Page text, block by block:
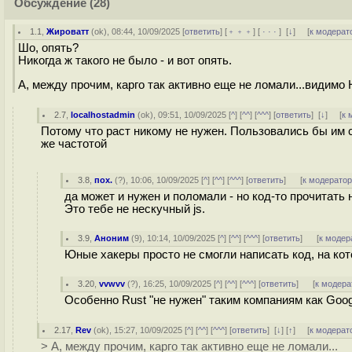
Обсуждение (28)
1.1 ,Жироватт (ok), 08:44, 10/09/2025 [ответить] [ ﹢﹢﹢] [ · · ·][↓] [к
Шо, опять?
Никогда ж такого не было - и вот опять.
А, между прочим, карго так активно еще не
2.7 ,localhostadmin (ok), 09:51, 10/09/2025 [^] [^^] [^^^] [ответить][↓] [к
Потому что раст никому не нужен. Пользовались бы им
же частотой
3.8 ,пох. (?), 10:06, 10/09/2025 [^] [^^] [^^^] [ответить] [к
да может и нужен и поломали - но код-то
Это тебе не нескучный js.
3.9 ,Аноним (9), 10:14, 10/09/2025 [^] [^^] [^^^] [ответить] [к
Юные хакеры просто не смогли написать код, на
3.20 ,vvwvv (?), 16:25, 10/09/2025 [^] [^^] [^^^] [ответить] [к
Особенно Rust "не нужен" таким компаниям как
2.17 ,Rev (ok), 15:27, 10/09/2025 [^] [^^] [^^^] [ответить][↓] [↑] [к
> А, между прочим, карго так активно еще не ломали...